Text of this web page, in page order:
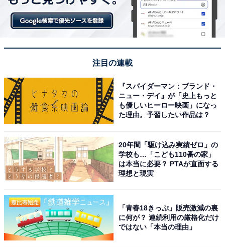
・
今大人気の「マリトッツォ」って、本当に美味しいの？
編集部員が競合スイーツ3種を食べ比べしてみた！
・
スタバのバレンタイン新作フラぺを飲み比べ！ 「生ホワ
・
ドーナツがハート型に！ クリスピー・クリーム･ドーナ
ツがバレンタイン限定「HEART WEEK」を開催
【関連リンク】
・プレスリリース
・渋谷トレンドリサーチ/（株）アイ・エヌ・ジー
注目の連載
『スパイダーマン：ブランド・
ニュー・デイ』が「史上もっと
も優しいヒーロー映画」になっ
た理由。予習したい作品は？
20年間「駆け込み実績ゼロ」の
学校も…「こども110番の家」
は本当に必要？ PTAが直面する
理想と現実
「青春18きっぷ」販売激減の裏
に何が？ 連続利用の厳格化だけ
ではない「本当の理由」